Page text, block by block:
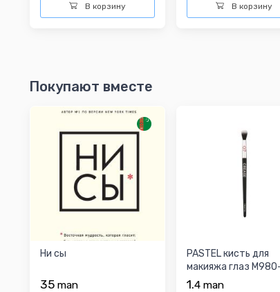
В корзину В корзину
Покупают вместе
Ни сы
35 man
PASTEL кисть для
макияжа глаз
0007
1.4 man